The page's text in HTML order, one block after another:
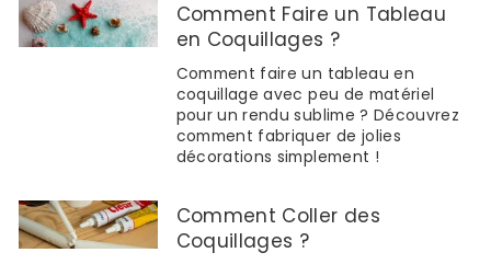
Comment Faire un Tableau
en Coquillages ?
Comment faire un tableau en
coquillage avec peu de matériel
pour un rendu sublime ? Découvrez
comment fabriquer de jolies
décorations simplement !
Comment Coller des
Coquillages ?